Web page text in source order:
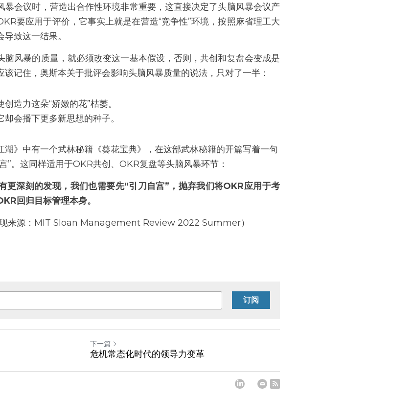
暴会议时，营造出合作性环境非常重要，这直接决定了头脑风暴会议产
要应用于评价，它事实上就是在营造“竞争性”环境，按照麻省理工大
致这一结果。
脑风暴的质量，就必须改变这一基本假设，否则，共创和复盘会变成是
记住，奥斯本关于批评会影响头脑风暴质量的说法，只对了一半：
造力这朵“娇嫩的花”枯萎。
会播下更多新思想的种子。
湖》中有一个武林秘籍《葵花宝典》，在这部武林秘籍的开篇写着一句
”。这同样适用于OKR共创、OKR复盘等头脑风暴环节：
更深刻的发现，我们也需要先“引刀自宫”，抛弃我们将OKR应用于考
回归目标管理本身。
现来源：MIT Sloan Management Review 2022 Summer）
订阅
下一篇
危机常态化时代的领导力变革